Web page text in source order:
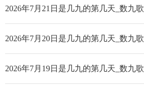
2026年7月21日是几九的第几天_数九歌
2026年7月20日是几九的第几天_数九歌
2026年7月19日是几九的第几天_数九歌